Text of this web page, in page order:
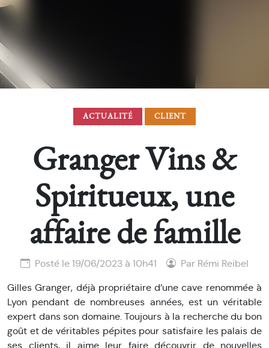
ACTUALITÉ CLIENT
Granger Vins &
Spiritueux, une
affaire de famille
Posté le 19/06/2023 à 10h41 Par Rémi Reibel
Gilles Granger, déjà propriétaire d’une cave renommée à
Lyon pendant de nombreuses années, est un véritable
expert dans son domaine. Toujours à la recherche du bon
goût et de véritables pépites pour satisfaire les palais de
ses clients, il aime leur faire découvrir de nouvelles